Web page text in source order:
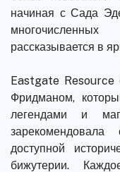
начиная с Сада
рассказывается в
Eastgate Resource
Фридманом,
легендами и
доступной
бижутерии.